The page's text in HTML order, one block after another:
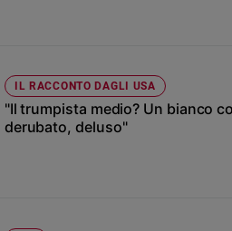
Papa
Chiesa
IL RACCONTO DAGLI USA
"Il trumpista medio? Un bianco
derubato, deluso"